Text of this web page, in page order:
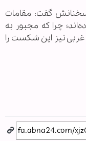
سخنانش گفت: مقامات
چرا که مجبور به
نیز این شکست را